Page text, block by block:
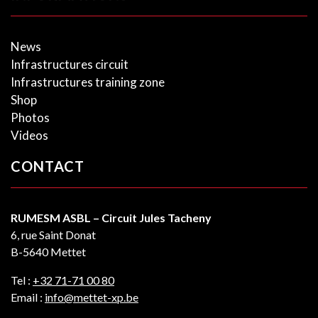
News
Infrastructures circuit
Infrastructures training zone
Shop
Photos
Videos
CONTACT
RUMESM ASBL – Circuit Jules Tacheny
6, rue Saint Donat
B-5640 Mettet
Tel : +32 71-71 00 80
Email : info@mettet-xp.be